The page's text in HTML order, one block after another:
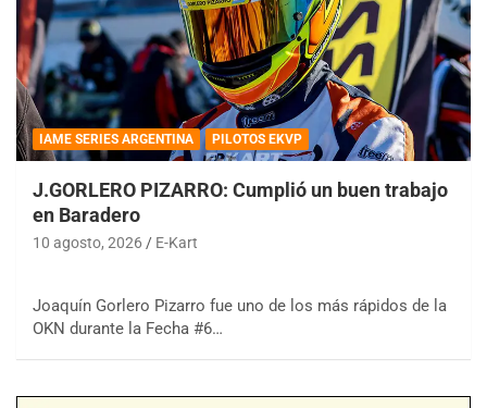
IAME SERIES ARGENTINA PILOTOS EKVP
J.GORLERO PIZARRO: Cumplió un buen trabajo
en Baradero
10 agosto, 2026 E-Kart
Joaquín Gorlero Pizarro fue uno de los más rápidos de la
OKN durante la Fecha #6…